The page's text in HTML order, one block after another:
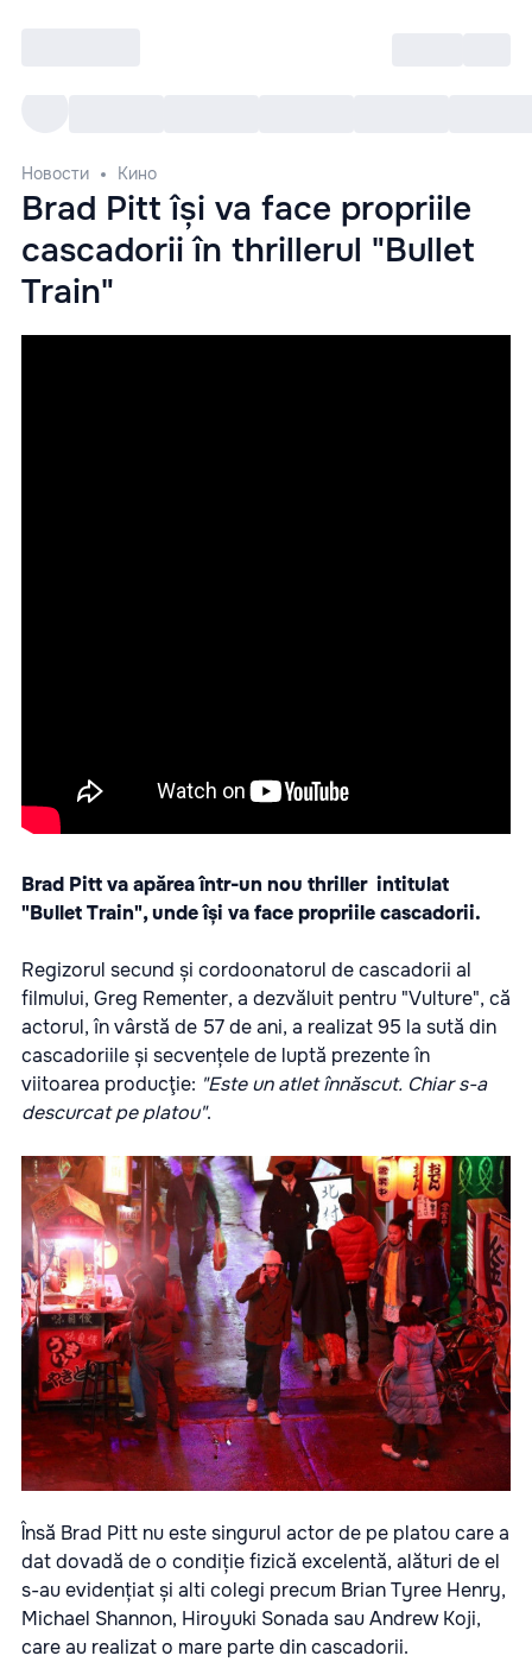
Новости Кино
Brad Pitt își va face propriile
cascadorii în thrillerul "Bullet
Train"
Brad Pitt va apărea într-un nou thriller intitulat
"Bullet Train", unde își va face propriile cascadorii.
Regizorul secund și cordoonatorul de cascadorii al
filmului, Greg Rementer, a dezvăluit pentru "Vulture", că
actorul, în vârstă de 57 de ani, a realizat 95 la sută din
cascadoriile și secvențele de luptă prezente în
viitoarea producţie: "Este un atlet înnăscut. Chiar s-a
descurcat pe platou".
Însă Brad Pitt nu este singurul actor de pe platou care a
dat dovadă de o condiție fizică excelentă, alături de el
s-au evidențiat și alti colegi precum Brian Tyree Henry,
Michael Shannon, Hiroyuki Sonada sau Andrew Koji,
care au realizat o mare parte din cascadorii.